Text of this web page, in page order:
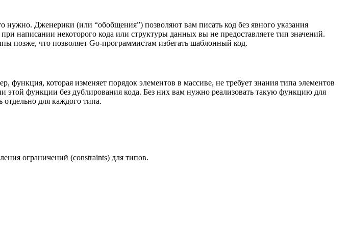
нужно. Дженерики (или “обобщения”) позволяют вам писать код без явного указания
написании некоторого кода или структуры данных вы не предоставляете тип значений.
позже, что позволяет Go-программистам избегать шаблонный код.
которая изменяет порядок элементов в массиве, не требует знания типа элементов
этой функции без дублирования кода. Без них вам нужно реализовать такую функцию для
для каждого типа.
ограничений (constraints) для типов.